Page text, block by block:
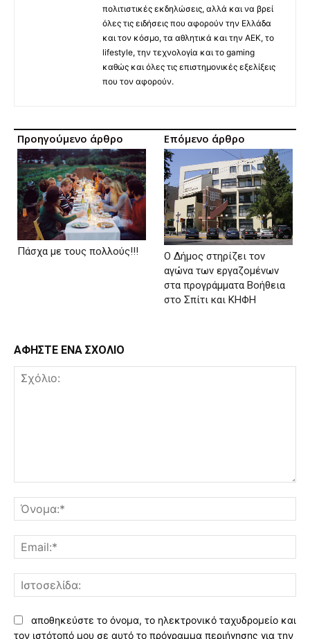
πολιτιστικές εκδηλώσεις, αλλά και να βρεί
όλες τις ειδήσεις που αφορούν την Ελλάδα
και τον κόσμο, τα αθλητικά και την ΑΕΚ, το
lifestyle, την τεχνολογία και το gaming
καθώς και όλες τις επιστημονικές εξελίξεις
που τον αφορούν.
Προηγούμενο άρθρο
Πάσχα με τους πολλούς!!!
Επόμενο άρθρο
Ο Δήμος στηρίζει τον
αγώνα των εργαζομένων
στα προγράμματα Βοήθεια
στο Σπίτι και ΚΗΦΗ
ΑΦΗΣΤΕ ΕΝΑ ΣΧΟΛΙΟ
αποθηκεύστε το όνομα, το ηλεκτρονικό ταχυδρομείο και
τον ιστότοπό μου σε αυτό το πρόγραμμα περιήγησης για την